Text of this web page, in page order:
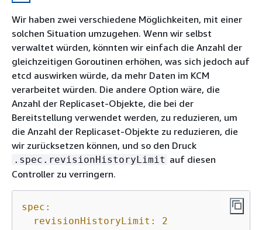
Wir haben zwei verschiedene Möglichkeiten, mit einer
solchen Situation umzugehen. Wenn wir selbst
verwaltet würden, könnten wir einfach die Anzahl der
gleichzeitigen Goroutinen erhöhen, was sich jedoch auf
etcd auswirken würde, da mehr Daten im KCM
verarbeitet würden. Die andere Option wäre, die
Anzahl der Replicaset-Objekte, die bei der
Bereitstellung verwendet werden, zu reduzieren, um
die Anzahl der Replicaset-Objekte zu reduzieren, die
wir zurücksetzen können, und so den Druck
.spec.revisionHistoryLimit auf diesen
Controller zu verringern.
spec:
revisionHistoryLimit:
2